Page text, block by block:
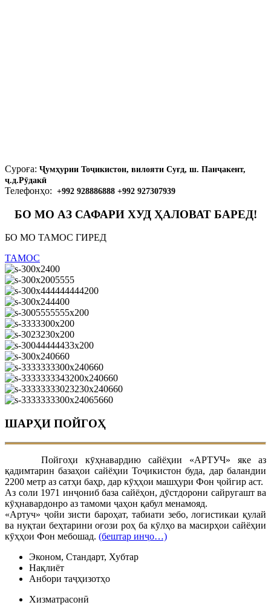
Суроға: Ҷумҳурии Тоҷикистон, вилояти Суғд, ш. Панҷакент,
ҷ.д.Рӯдакӣ
Телефонҳо: +992 928886888 +992 927307939
БО МО АЗ САФАРИ ХУД ҲАЛОВАТ БАРЕД!
БО МО ТАМОС ГИРЕД
ТАМОС
ШАРҲИ ПОЙГОҲ
Пойгоҳи кӯҳнавардию сайёҳии «АРТУЧ» яке аз
қадимтарин базаҳои сайёҳии Тоҷикистон буда, дар баландии
2200 метр аз сатҳи баҳр, дар кӯҳҳои машҳури Фон ҷойгир аст.
Аз соли 1971 инҷониб база сайёҳон, дӯстдорони сайругашт ва
кӯҳнавардонро аз тамоми ҷаҳон қабул менамояд.
«Артуч» ҷойи зисти бароҳат, табиати зебо, логистикаи қулай
ва нуқтаи беҳтарини оғози роҳ ба кӯлҳо ва масирҳои сайёҳии
кӯҳҳои Фон мебошад. (бештар инҷо…)
Эконом, Стандарт, Хубтар
Нақлиёт
Анбори таҷҳизотҳо
Хизматрасонӣ